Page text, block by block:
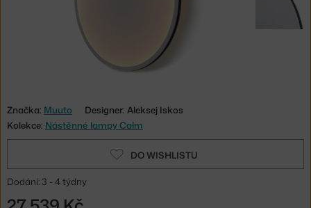
Značka: Muuto
Designer: Aleksej Iskos
Kolekce: Nástěnné lampy Calm
DO WISHLISTU
Dodání: 3 - 4 týdny